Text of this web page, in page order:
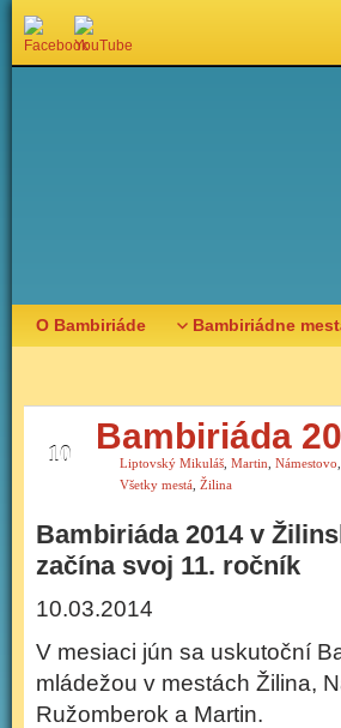
O Bambiriáde Bambiriádne
10 Bambiriáda
Liptovský Mikuláš Martin Námestovo
Všetky mestá Žilina
Bambiriáda 2014 v
začína svoj 11. ročník
10.03.2014
V mesiaci jún sa uskutoční
mládežou v mestách Žilina,
Ružomberok a Martin.